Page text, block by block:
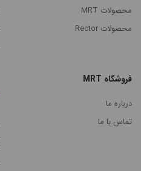
مرتب
اساس
جدیدترین
گران‌ترین
محصولات MRT
محصولات Rector
فروشگاه MRT
درباره ما
تماس با ما